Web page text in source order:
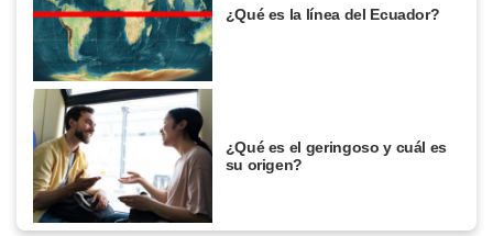
¿Qué es la línea del Ecuador?
¿Qué es el geringoso y cuál es
su origen?